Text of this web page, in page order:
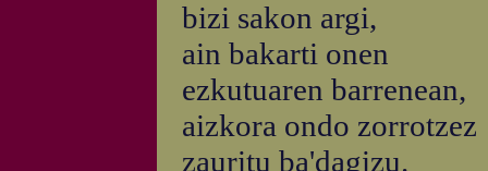
bizi sakon argi,
ain bakarti onen
ezkutuaren barrenean,
aizkora ondo zorrotzez
zauritu ba'dagizu.